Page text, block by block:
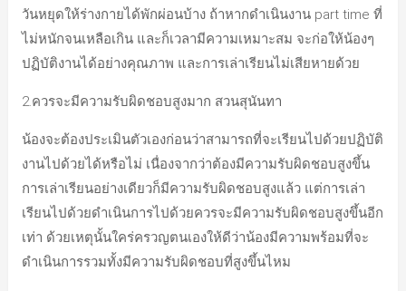
วันหยุดให้ร่างกายได้พักผ่อนบ้าง ถ้าหากดำเนินงาน part time ที่
ไม่หนักจนเหลือเกิน และก็เวลามีความเหมาะสม จะก่อให้น้องๆ
ปฏิบัติงานได้อย่างคุณภาพ และการเล่าเรียนไม่เสียหายด้วย
2.ควรจะมีความรับผิดชอบสูงมาก สวนสุนันทา
น้องจะต้องประเมินตัวเองก่อนว่าสามารถที่จะเรียนไปด้วยปฏิบัติ
งานไปด้วยได้หรือไม่ เนื่องจากว่าต้องมีความรับผิดชอบสูงขึ้น
การเล่าเรียนอย่างเดียวก็มีความรับผิดชอบสูงแล้ว แต่การเล่า
เรียนไปด้วยดำเนินการไปด้วยควรจะมีความรับผิดชอบสูงขึ้นอีก
เท่า ด้วยเหตุนั้นใคร่ครวญตนเองให้ดีว่าน้องมีความพร้อมที่จะ
ดำเนินการรวมทั้งมีความรับผิดชอบที่สูงขึ้นไหม